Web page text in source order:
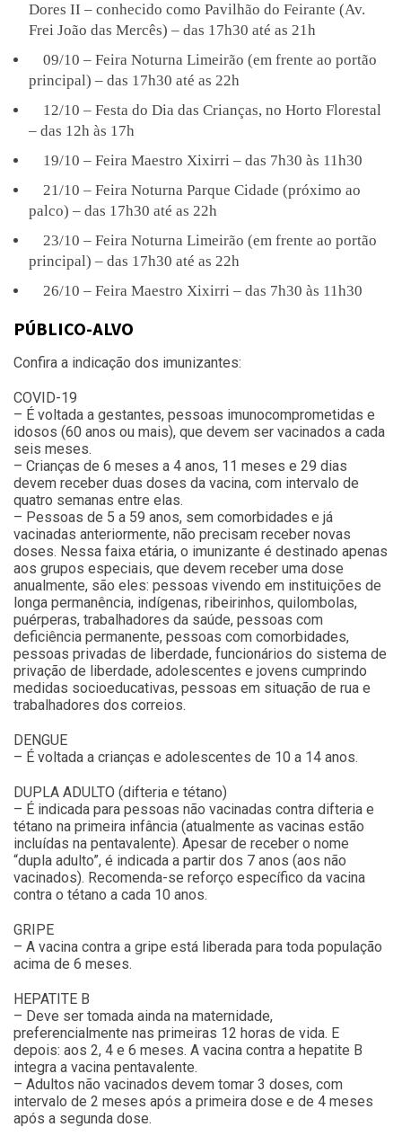
Dores II – conhecido como Pavilhão do Feirante (Av.
Frei João das Mercês) – das 17h30 até as 21h
09/10 – Feira Noturna Limeirão (em frente ao portão
principal) – das 17h30 até as 22h
12/10 – Festa do Dia das Crianças, no Horto Florestal
– das 12h às 17h
19/10 – Feira Maestro Xixirri – das 7h30 às 11h30
21/10 – Feira Noturna Parque Cidade (próximo ao
palco) – das 17h30 até as 22h
23/10 – Feira Noturna Limeirão (em frente ao portão
principal) – das 17h30 até as 22h
26/10 – Feira Maestro Xixirri – das 7h30 às 11h30
PÚBLICO-ALVO
Confira a indicação dos imunizantes:
COVID-19
– É voltada a gestantes, pessoas imunocomprometidas e
idosos (60 anos ou mais), que devem ser vacinados a cada
seis meses.
– Crianças de 6 meses a 4 anos, 11 meses e 29 dias
devem receber duas doses da vacina, com intervalo de
quatro semanas entre elas.
– Pessoas de 5 a 59 anos, sem comorbidades e já
vacinadas anteriormente, não precisam receber novas
doses. Nessa faixa etária, o imunizante é destinado apenas
aos grupos especiais, que devem receber uma dose
anualmente, são eles: pessoas vivendo em instituições de
longa permanência, indígenas, ribeirinhos, quilombolas,
puérperas, trabalhadores da saúde, pessoas com
deficiência permanente, pessoas com comorbidades,
pessoas privadas de liberdade, funcionários do sistema de
privação de liberdade, adolescentes e jovens cumprindo
medidas socioeducativas, pessoas em situação de rua e
trabalhadores dos correios.
DENGUE
– É voltada a crianças e adolescentes de 10 a 14 anos.
DUPLA ADULTO (difteria e tétano)
– É indicada para pessoas não vacinadas contra difteria e
tétano na primeira infância (atualmente as vacinas estão
incluídas na pentavalente). Apesar de receber o nome
“dupla adulto”, é indicada a partir dos 7 anos (aos não
vacinados). Recomenda-se reforço específico da vacina
contra o tétano a cada 10 anos.
GRIPE
– A vacina contra a gripe está liberada para toda população
acima de 6 meses.
HEPATITE B
– Deve ser tomada ainda na maternidade,
preferencialmente nas primeiras 12 horas de vida. E
depois: aos 2, 4 e 6 meses. A vacina contra a hepatite B
integra a vacina pentavalente.
– Adultos não vacinados devem tomar 3 doses, com
intervalo de 2 meses após a primeira dose e de 4 meses
após a segunda dose.